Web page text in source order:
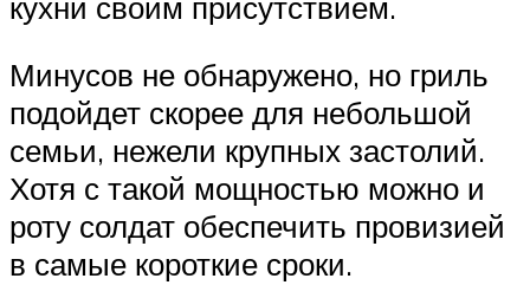
Минусов не обнаружено, но гриль
подойдет скорее для небольшой
семьи, нежели крупных застолий.
Хотя с такой мощностью можно и
роту солдат обеспечить провизией
в самые короткие сроки.